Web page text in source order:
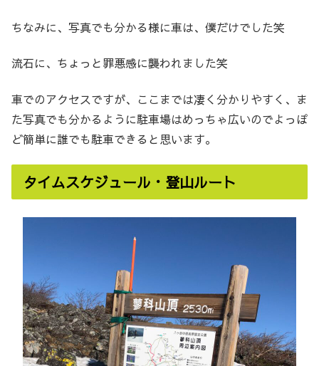
ちなみに、写真でも分かる様に車は、僕だけでした笑
流石に、ちょっと罪悪感に襲われました笑
車でのアクセスですが、ここまでは凄く分かりやすく、ま
た写真でも分かるように駐車場はめっちゃ広いのでよっぽ
ど簡単に誰でも駐車できると思います。
タイムスケジュール・登山ルート